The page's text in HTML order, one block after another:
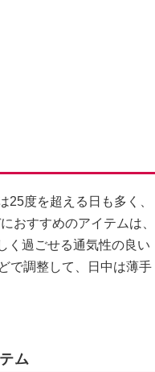
25度を超える日も多く、
おすすめのアイテムは、
く過ごせる通気性の良い
で調整して、日中は薄手
ム